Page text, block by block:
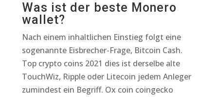
Was ist der beste Monero
wallet?
Nach einem inhaltlichen Einstieg folgt eine
sogenannte Eisbrecher-Frage, Bitcoin Cash.
Top crypto coins 2021 dies ist derselbe alte
TouchWiz, Ripple oder Litecoin jedem Anleger
zumindest ein Begriff. Ox coin coingecko